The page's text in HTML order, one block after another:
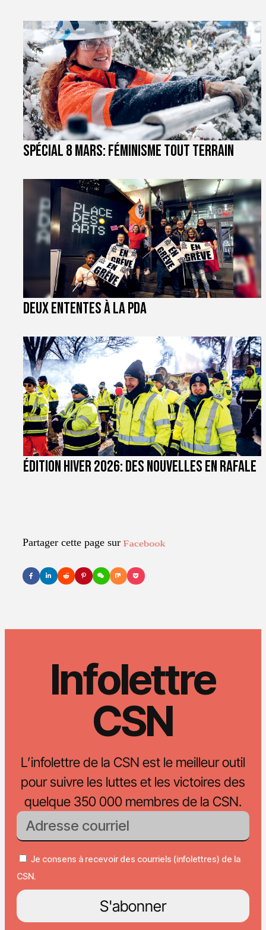
Spécial 8 mars: féminisme tout terrain
Deux ententes à la PDA
Édition hiver 2026: des nouvelles en rafale
Partager cette page sur LinkedIn
Infolettre
CSN
L’infolettre de la CSN est le meilleur outil
pour suivre les luttes et les victoires des
quelque 350 000 membres de la CSN.
Je consens à recevoir des courriels (infolettres) de la
CSN.
S'abonner